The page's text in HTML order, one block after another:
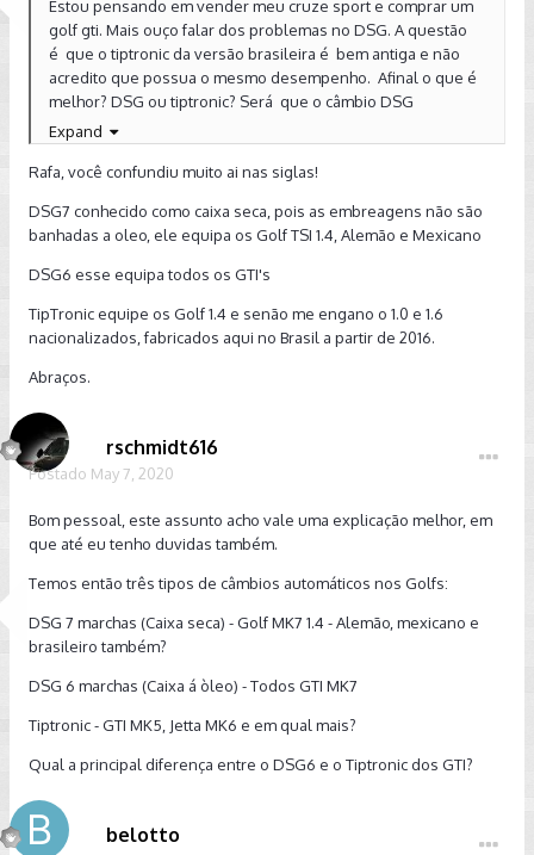
Estou pensando em vender meu cruze sport e comprar um
golf gti. Mais ouço falar dos problemas no DSG. A questão
é que o tiptronic da versão brasileira é bem antiga e não
acredito que possua o mesmo desempenho. Afinal o que é
melhor? DSG ou tiptronic? Será que o câmbio DSG
realmente é uma bomba?
Expand
Rafa, você confundiu muito ai nas siglas!
DSG7 conhecido como caixa seca, pois as embreagens não são
banhadas a oleo, ele equipa os Golf TSI 1.4, Alemão e Mexicano
DSG6 esse equipa todos os GTI's
TipTronic equipe os Golf 1.4 e senão me engano o 1.0 e 1.6
nacionalizados, fabricados aqui no Brasil a partir de 2016.
Abraços.
rschmidt616
Postado May 7, 2020
Bom pessoal, este assunto acho vale uma explicação melhor, em
que até eu tenho duvidas também.
Temos então três tipos de câmbios automáticos nos Golfs:
DSG 7 marchas (Caixa seca) - Golf MK7 1.4 - Alemão, mexicano e
brasileiro também?
DSG 6 marchas (Caixa á òleo) - Todos GTI MK7
Tiptronic - GTI MK5, Jetta MK6 e em qual mais?
Qual a principal diferença entre o DSG6 e o Tiptronic dos GTI?
belotto